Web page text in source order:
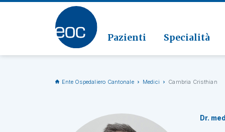
Pazienti Specialità
Vai alla sezione
Ente Ospedaliero Cantonale Medici Cambria Cristhian
Dr.